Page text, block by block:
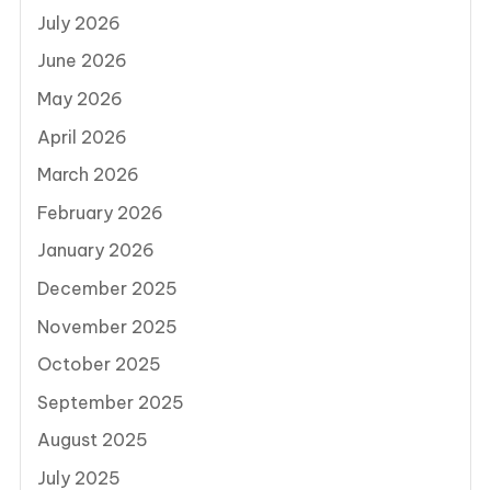
July 2026
June 2026
May 2026
April 2026
March 2026
February 2026
January 2026
December 2025
November 2025
October 2025
September 2025
August 2025
July 2025